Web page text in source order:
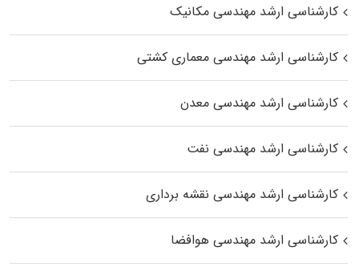
کارشناسی ارشد مهندسی مکانیک
کارشناسی ارشد مهندسی معماری کشتی
کارشناسی ارشد مهندسی معدن
کارشناسی ارشد مهندسی نفت
کارشناسی ارشد مهندسی نقشه برداری
کارشناسی ارشد مهندسی هوافضا